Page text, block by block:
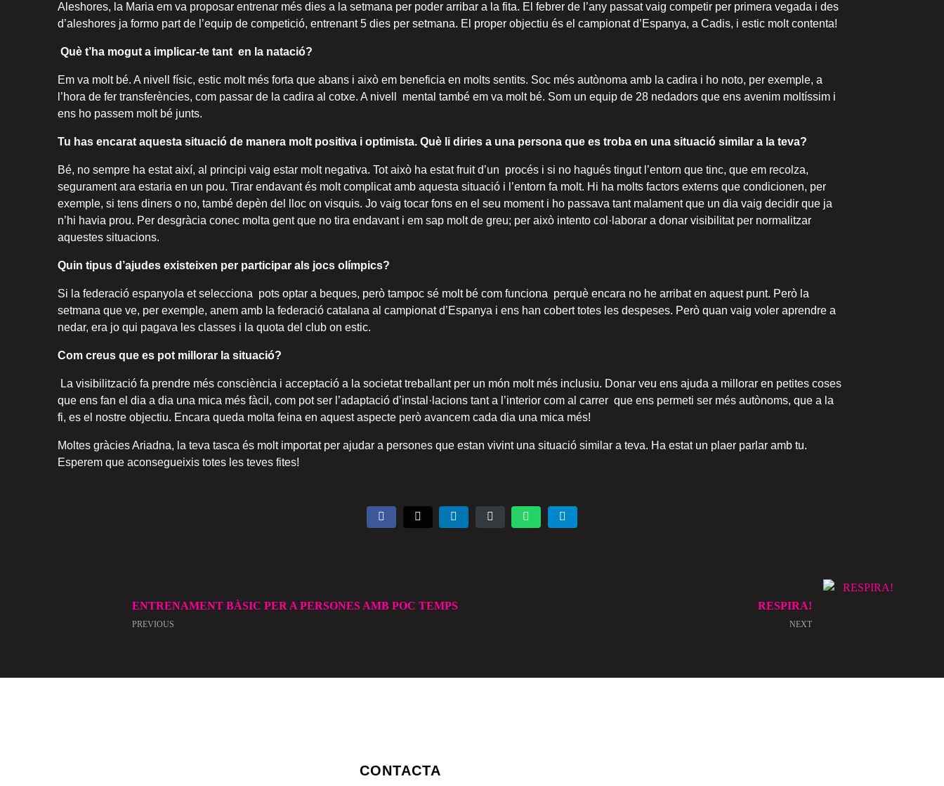
Aleshores, la Maria em va proposar entrenar més dies a la setmana per poder arribar a la fita. El febrer de l’any passat vaig competir per primera vegada i des
d’aleshores ja formo part de l’equip de competició, entrenant 5 dies per setmana. El proper objectiu és el campionat d’Espanya, a Cadis, i estic molt contenta!
Què t’ha mogut a implicar-te tant en la natació?
Em va molt bé. A nivell físic, estic molt més forta que abans i això em beneficia en molts sentits. Soc més autònoma amb la cadira i ho noto, per exemple, a
l’hora de fer transferències, com passar de la cadira al cotxe. A nivell mental també em va molt bé. Som un equip de 28 nedadors que ens avenim moltíssim i
ens ho passem molt bé junts.
Tu has encarat aquesta situació de manera molt positiva i optimista. Què li diries a una persona que es troba en una situació similar a la teva?
Bé, no sempre ha estat així, al principi vaig estar molt negativa. Tot això ha estat fruit d’un procés i si no hagués tingut l’entorn que tinc, que em recolza,
segurament ara estaria en un pou. Tirar endavant és molt complicat amb aquesta situació i l’entorn fa molt. Hi ha molts factors externs que condicionen, per
exemple, si tens diners o no, també depèn del lloc on visquis. Jo vaig tocar fons en el seu moment i ho passava tant malament que un dia vaig decidir que ja
n’hi havia prou. Per desgràcia conec molta gent que no tira endavant i em sap molt de greu; per això intento col·laborar a donar visibilitat per normalitzar
aquestes situacions.
Quin tipus d’ajudes existeixen per participar als jocs olímpics?
Si la federació espanyola et selecciona pots optar a beques, però tampoc sé molt bé com funciona perquè encara no he arribat en aquest punt. Però la
setmana que ve, per exemple, anem amb la federació catalana al campionat d’Espanya i ens han cobert totes les despeses. Però quan vaig voler aprendre a
nedar, era jo qui pagava les classes i la quota del club on estic.
Com creus que es pot millorar la situació?
La visibilització fa prendre més consciència i acceptació a la societat treballant per un món molt més inclusiu. Donar veu ens ajuda a millorar en petites coses
que ens fan el dia a dia una mica més fàcil, com pot ser l’adaptació d’instal·lacions tant a l’interior com al carrer que ens permeti ser més autònoms, que a la
fi, es el nostre objectiu. Encara queda molta feina en aquest aspecte però avancem cada dia una mica més!
Moltes gràcies Ariadna, la teva tasca és molt importat per ajudar a persones que estan vivint una situació similar a teva. Ha estat un plaer parlar amb tu.
Esperem que aconsegueixis totes les teves fites!
ENTRENAMENT BÀSIC PER A PERSONES AMB POC TEMPS
PREVIOUS
RESPIRA!
NEXT
CONTACTA